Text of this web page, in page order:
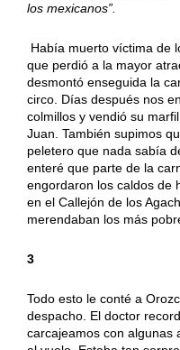
los mexicanos”.
Había muerto víctima de
que perdió a la mayor
desmontó enseguida la
circo. Días después nos
colmillos y vendió su
Juan. También supimos
peletero que nada sabía
enteré que parte de la
engordaron los caldos de
en el Callejón de los
merendaban los más
3
Todo esto le conté a
despacho. El doctor
carcajeamos con algunas